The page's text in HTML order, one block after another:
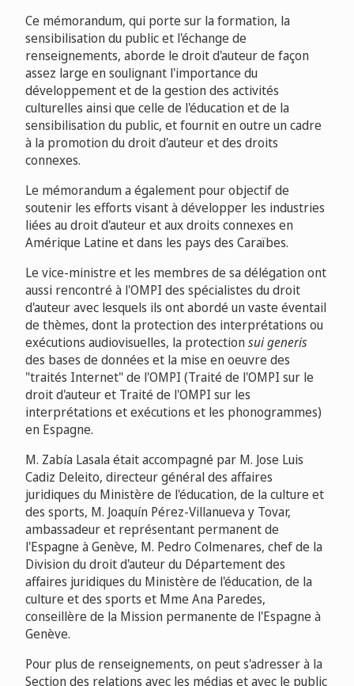
Ce mémorandum, qui porte sur la formation, la
sensibilisation du public et l'échange de
renseignements, aborde le droit d'auteur de façon
assez large en soulignant l'importance du
développement et de la gestion des activités
culturelles ainsi que celle de l'éducation et de la
sensibilisation du public, et fournit en outre un cadre
à la promotion du droit d'auteur et des droits
connexes.
Le mémorandum a également pour objectif de
soutenir les efforts visant à développer les industries
liées au droit d'auteur et aux droits connexes en
Amérique Latine et dans les pays des Caraïbes.
Le vice-ministre et les membres de sa délégation ont
aussi rencontré à l'OMPI des spécialistes du droit
d'auteur avec lesquels ils ont abordé un vaste éventail
de thèmes, dont la protection des interprétations ou
exécutions audiovisuelles, la protectionsui generis
des bases de données et la mise en oeuvre des
"traités Internet" de l'OMPI (Traité de l'OMPI sur le
droit d'auteur et Traité de l'OMPI sur les
interprétations et exécutions et les phonogrammes)
en Espagne.
M. Zabía Lasala était accompagné par M. Jose Luis
Cadiz Deleito, directeur général des affaires
juridiques du Ministère de l'éducation, de la culture et
des sports, M. Joaquín Pérez-Villanueva y Tovar,
ambassadeur et représentant permanent de
l'Espagne à Genève, M. Pedro Colmenares, chef de la
Division du droit d'auteur du Département des
affaires juridiques du Ministère de l'éducation, de la
culture et des sports et Mme Ana Paredes,
conseillère de la Mission permanente de l'Espagne à
Genève.
Pour plus de renseignements, on peut s'adresser à la
Section des relations avec les médias et avec le public